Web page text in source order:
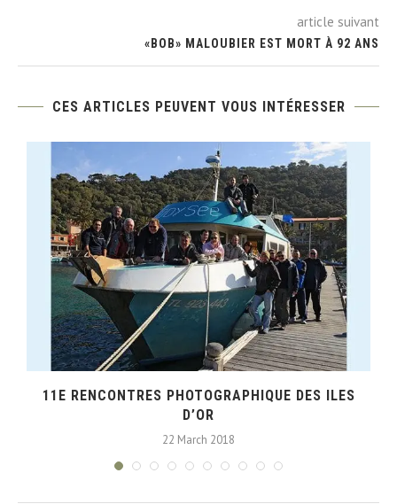
article suivant
«BOB» MALOUBIER EST MORT À 92 ANS
CES ARTICLES PEUVENT VOUS INTÉRESSER
11E RENCONTRES PHOTOGRAPHIQUE DES ILES
D’OR
22 March 2018